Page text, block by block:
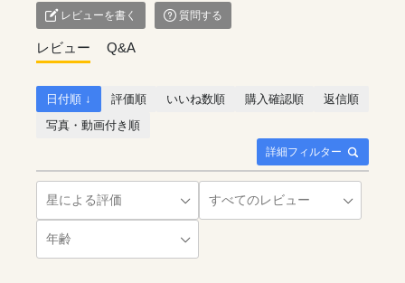
レビューを書く 質問する
レビュー Q&A
詳細フィルター
日付順 ↓ 評価順 いいね数順 購入確認順
返信順
写真・動画付き順